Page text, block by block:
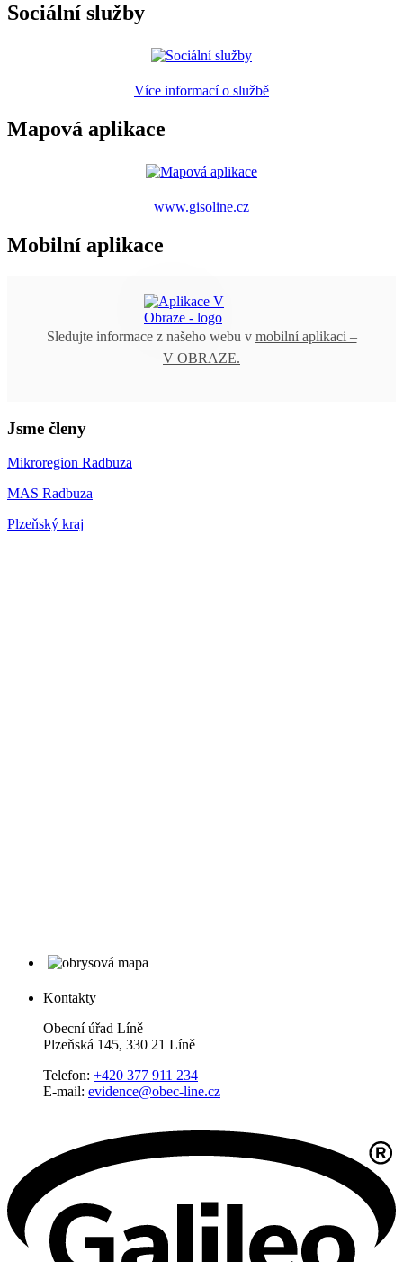
Sociální služby
Více informací o službě
Mapová aplikace
www.gisoline.cz
Mobilní aplikace
Sledujte informace z našeho webu v mobilní aplikaci –
V OBRAZE.
Jsme členy
Mikroregion Radbuza
MAS Radbuza
Plzeňský kraj
Kontakty
Obecní úřad Líně
Plzeňská 145, 330 21 Líně
Telefon: +420 377 911 234
E-mail: evidence@obec-line.cz